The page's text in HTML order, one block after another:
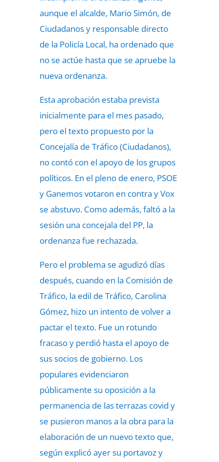
aunque el alcalde, Mario Simón, de
Ciudadanos y responsable directo
de la Policía Local, ha ordenado que
no se actúe hasta que se apruebe la
nueva ordenanza.
Esta aprobación estaba prevista
inicialmente para el mes pasado,
pero el texto propuesto por la
Concejalía de Tráfico (Ciudadanos),
no contó con el apoyo de los grupos
políticos. En el pleno de enero, PSOE
y Ganemos votaron en contra yVox
se abstuvo. Como además, faltó a la
sesión una concejala del PP, la
ordenanza fue rechazada.
Pero el problema se agudizó días
después, cuando en la Comisión de
Tráfico, la edil de Tráfico, Carolina
Gómez, hizo un intento de volver a
pactar el texto. Fue un rotundo
fracaso y perdió hasta el apoyo de
sus socios de gobierno. Los
populares evidenciaron
públicamente su oposición a la
permanencia de las terrazas covid y
se pusieron manos a la obra para la
elaboración de un nuevo texto que,
según explicó ayer su portavoz y